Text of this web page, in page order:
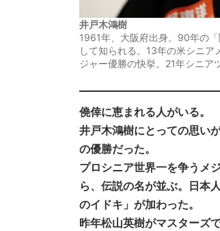
井戸木鴻樹
1961年、大阪府出身。90年の
して知られる。13年の米シニ
ジャー優勝の快挙。21年シニア
僥倖に恵まれる人がいる。
井戸木鴻樹にとっての思い
の優勝だった。
プロシニア世界一を争うメ
ら、伝説の名が並ぶ。日本
のイドキ」が加わった。
昨年松山英樹がマスターズ